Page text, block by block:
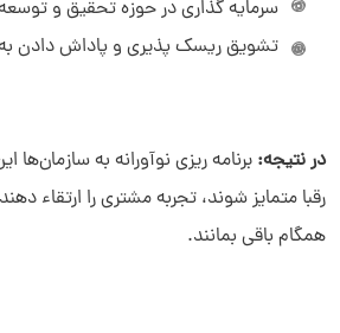
سرمایه ‌گذاری در حوزه تحقیق و
تشویق ریسک‌ پذیری و پاداش دادن به
در نتیجه: برنامه ریزی نوآورانه به سازمان‌ها
رقبا متمایز شوند، تجربه مشتری را ارتقاء دهند
همگام باقی بمانند.